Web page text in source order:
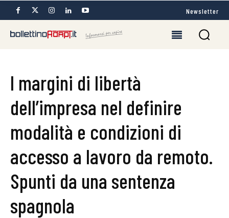
Newsletter
I margini di libertà
dell’impresa nel definire
modalità e condizioni di
accesso a lavoro da remoto.
Spunti da una sentenza
spagnola